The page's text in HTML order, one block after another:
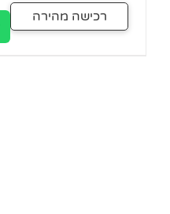
רכישה מהירה